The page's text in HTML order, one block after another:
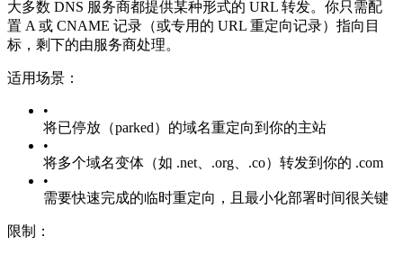
大多数 DNS 服务商都提供某种形式的 URL 转发。你只需配
置 A 或 CNAME 记录（或专用的 URL 重定向记录）指向目
标，剩下的由服务商处理。
适用场景：
•
将已停放（parked）的域名重定向到你的主站
•
将多个域名变体（如 .net、.org、.co）转发到你的 .com
•
需要快速完成的临时重定向，且最小化部署时间很关键
限制：